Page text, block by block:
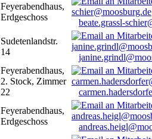
Feyerabendhaus,
Erdgeschoss
beate.grassl-
Sudetenlandstr.
14
Feyerabendhaus,
2. Stock, Zimmer
22
Feyerabendhaus,
Erdgeschoss